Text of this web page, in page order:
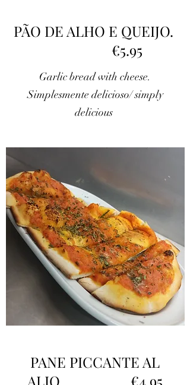
PÃO DE ALHO E QUEIJO.
€5.95
Garlic bread with cheese.
Simplesmente delicioso/ simply
delicious
PANE PICCANTE AL
ALIO. €4.95